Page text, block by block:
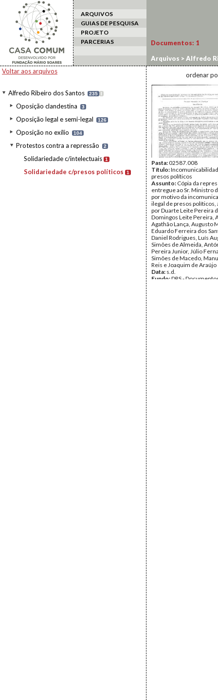
ARQUIVOS
GUIAS DE PESQUISA
PROJETO
PARCERIAS
Voltar aos arquivos
Alfredo Ribeiro dos Santos 235 I
Oposição clandestina 3
Oposição legal e semi-legal 126
Oposição no exílio 104
Protestos contra a repressão 2
Solidariedade c/intelectuais 1
Solidariedade c/presos políticos 1
Documentos: 1
Arquivos >Alfredo
ordenar
Pasta:02587.008
Título:
presos políticos
Assunto: Cópia da
entregue ao Sr. Ministro
por motivo da
ilegal de presos políticos,
por Duarte Leite Pereira
Domingos Leite Pereira,
Agathão Lança, Augusto
Eduardo Ferreira dos
Daniel Rodrigues, Luís
Simões de Almeida,
Pereira Junior, Júlio
Simões de Macedo,
Reis e Joaquim de Araújo
Data: s.d.
Fundo:DRS -